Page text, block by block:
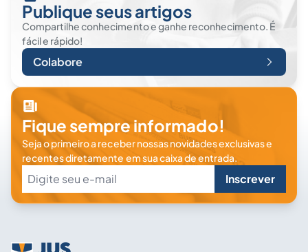
Publique seus artigos
Compartilhe conhecimento e ganhe reconhecimento. É
fácil e rápido!
Colabore
Fique sempre informado!
Seja o primeiro a receber nossas novidades exclusivas e
recentes diretamente em sua caixa de entrada.
Inscrever